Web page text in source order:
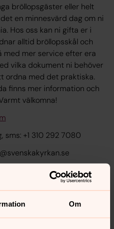
Om
bröllopsgäster eller helt
en minnesvärd dag om ni
Hos oss kan ni gifta er i
alltid bröllopsskål och
med mer service efter era
vilka dokument ni behöver
ordna med det praktiska.
finns mer information och
välkomna!
sms: +1 310 292 7080
på sidans